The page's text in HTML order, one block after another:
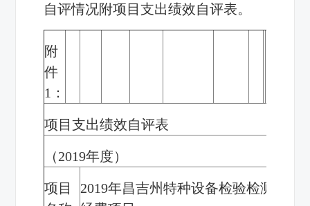
自评情况附项目支出绩效自评表。
附
件
1 ：
项目支出绩效自评表
（2019年度）
项目
2019年昌吉州特种设备检验检测所专